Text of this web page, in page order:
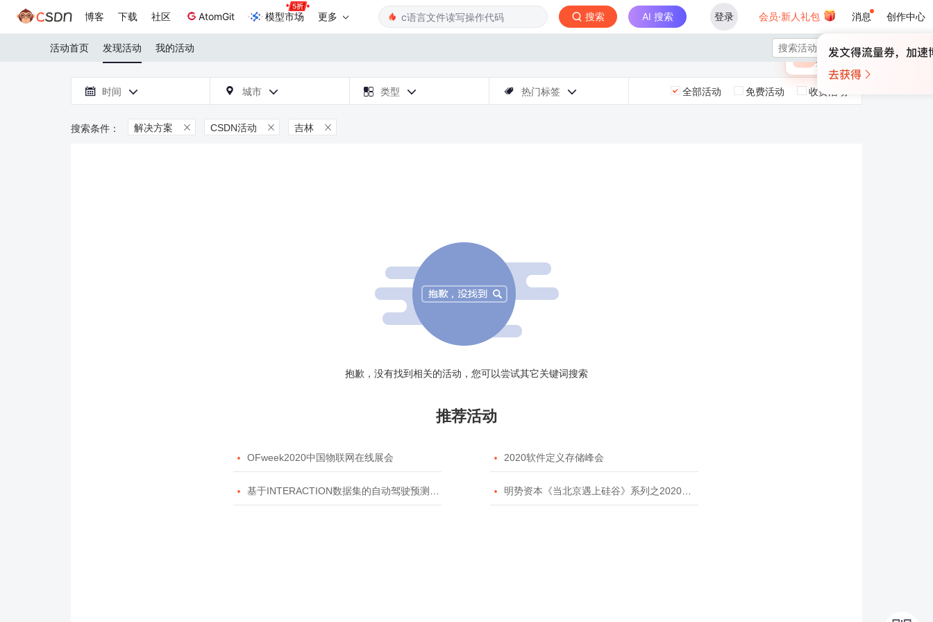
博客 下载 社区 AtomGit 模型市场 更多 搜索 AI 搜索 登录 会员·新人礼包 消息 创作中心
×
🎁 未登录
登录领取最高
活动首页 发现活动 我的活动 
 时间   城市   类型   热门标签  全部活动 免费活动 收费活动
解决方案  CSDN活动  吉林 
抱歉，没有找到相关的活动，您可以尝试其它关键词搜索
推荐活动
 OFweek2020中国物联网在线展会  2020软件定义存储峰会
 基于INTERACTION数据集的自动驾驶预测模型挑战赛  明势资本《当北京遇上硅谷》系列之2020年度开源峰会